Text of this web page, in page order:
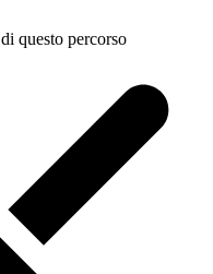
di questo percorso